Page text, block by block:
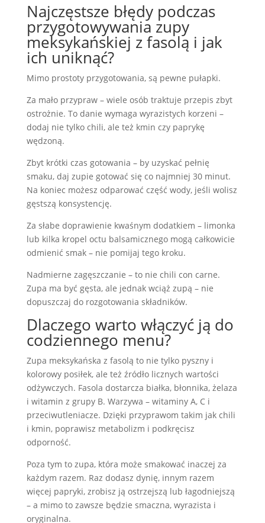
Najczęstsze błędy podczas
przygotowywania zupy
meksykańskiej z fasolą i jak
ich uniknąć?
Mimo prostoty przygotowania, są pewne pułapki.
Za mało przypraw – wiele osób traktuje przepis zbyt
ostrożnie. To danie wymaga wyrazistych korzeni –
dodaj nie tylko chili, ale też kmin czy paprykę
wędzoną.
Zbyt krótki czas gotowania – by uzyskać pełnię
smaku, daj zupie gotować się co najmniej 30 minut.
Na koniec możesz odparować część wody, jeśli wolisz
gęstszą konsystencję.
Za słabe doprawienie kwaśnym dodatkiem – limonka
lub kilka kropel octu balsamicznego mogą całkowicie
odmienić smak – nie pomijaj tego kroku.
Nadmierne zagęszczanie – to nie chili con carne.
Zupa ma być gęsta, ale jednak wciąż zupą – nie
dopuszczaj do rozgotowania składników.
Dlaczego warto włączyć ją do
codziennego menu?
Zupa meksykańska z fasolą to nie tylko pyszny i
kolorowy posiłek, ale też źródło licznych wartości
odżywczych. Fasola dostarcza białka, błonnika, żelaza
i witamin z grupy B. Warzywa – witaminy A, C i
przeciwutleniacze. Dzięki przyprawom takim jak chili
i kmin, poprawisz metabolizm i podkręcisz
odporność.
Poza tym to zupa, która może smakować inaczej za
każdym razem. Raz dodasz dynię, innym razem
więcej papryki, zrobisz ją ostrzejszą lub łagodniejszą
– a mimo to zawsze będzie smaczna, wyrazista i
oryginalna.